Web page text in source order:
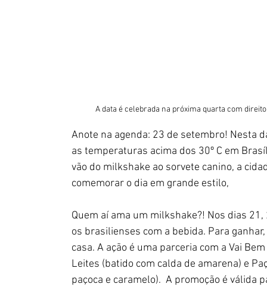
A data é celebrada na próxima quarta com
Anote na agenda: 23 de setembro! Nesta
as temperaturas acima dos 30º C em
vão do milkshake ao sorvete canino, a
comemorar o dia em grande estilo,
Quem aí ama um milkshake?! Nos dias
os brasilienses com a bebida. Para
casa. A ação é uma parceria com a Vai
Leites (batido com calda de amarena) e
paçoca e caramelo).  A promoção é válida